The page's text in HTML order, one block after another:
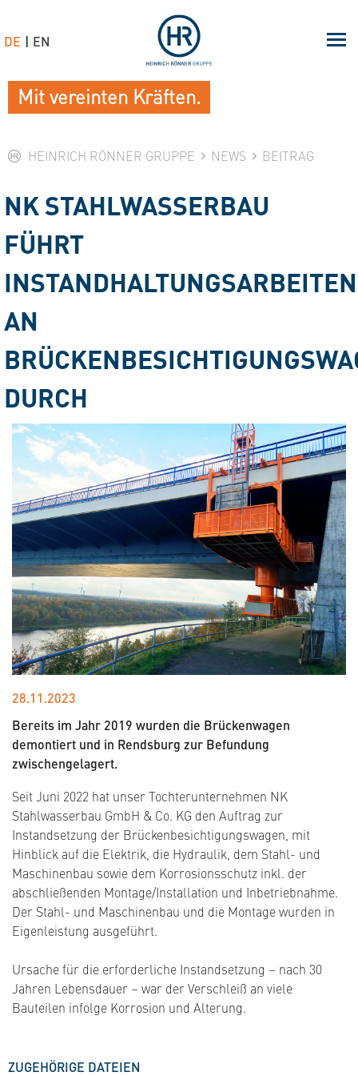
HEINRICH RÖNNER GRUPPE NEWS BEITRAG
NK STAHLWASSERBAU
FÜHRT
INSTANDHALTUNGSARBEITEN
AN
DURCH
28.11.2023
Bereits im Jahr 2019 wurden die Brückenwagen
demontiert und in Rendsburg zur Befundung
zwischengelagert.
Seit Juni 2022 hat unser Tochterunternehmen NK
Stahlwasserbau GmbH & Co. KG den Auftrag zur
Instandsetzung der Brückenbesichtigungswagen, mit
Hinblick auf die Elektrik, die Hydraulik, dem Stahl- und
Maschinenbau sowie dem Korrosionsschutz inkl. der
abschließenden Montage/Installation und Inbetriebnahme.
Der Stahl- und Maschinenbau und die Montage wurden in
Eigenleistung ausgeführt.
Ursache für die erforderliche Instandsetzung – nach 30
Jahren Lebensdauer – war der Verschleiß an viele
Bauteilen infolge Korrosion und Alterung.
ZUGEHÖRIGE DATEIEN
Mit vereinten Kräften.
DE EN